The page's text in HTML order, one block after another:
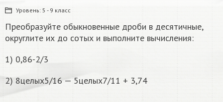
Уровень: 5 - 9 класс
Преобразуйте обыкновенные дроби в десятичные,
округлите их до сотых и выполните вычисления:
1) 0,86-2/3
2) 8целых5/16 — 5целых7/11 + 3,74